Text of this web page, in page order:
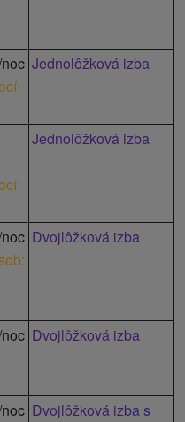
Jednolôžková izba
Jednolôžková izba
Dvojlôžková izba
Dvojlôžková izba
Dvojlôžková izba s